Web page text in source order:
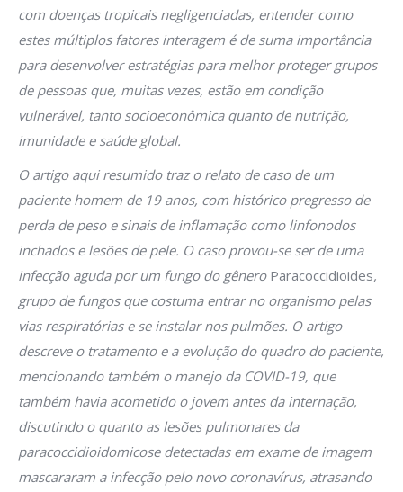
com doenças tropicais negligenciadas, entender como
estes múltiplos fatores interagem é de suma importância
para desenvolver estratégias para melhor proteger grupos
de pessoas que, muitas vezes, estão em condição
vulnerável, tanto socioeconômica quanto de nutrição,
imunidade e saúde global.
O artigo aqui resumido traz o relato de caso de um
paciente homem de 19 anos, com histórico pregresso de
perda de peso e sinais de inflamação como linfonodos
inchados e lesões de pele. O caso provou-se ser de uma
infecção aguda por um fungo do gênero Paracoccidioides,
grupo de fungos que costuma entrar no organismo pelas
vias respiratórias e se instalar nos pulmões. O artigo
descreve o tratamento e a evolução do quadro do paciente,
mencionando também o manejo da COVID-19, que
também havia acometido o jovem antes da internação,
discutindo o quanto as lesões pulmonares da
paracoccidioidomicose detectadas em exame de imagem
mascararam a infecção pelo novo coronavírus, atrasando